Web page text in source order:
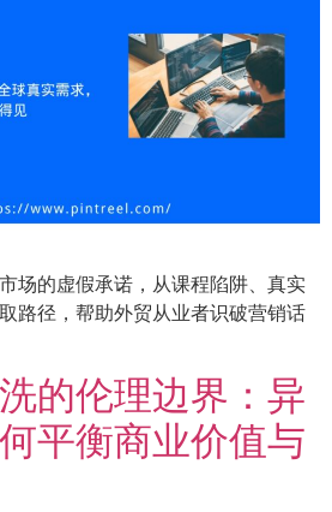
场的虚假承诺，从课程陷阱、真实
路径，帮助外贸从业者识破营销话
的伦理边界：异
平衡商业价值与